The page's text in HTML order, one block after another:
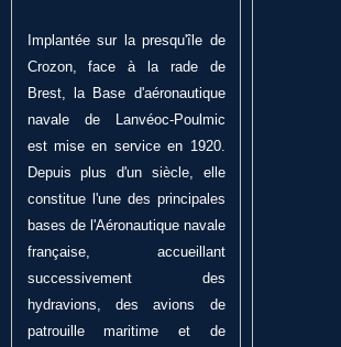
Implantée sur la presqu'île de
Crozon, face à la rade de
Brest, la Base d'aéronautique
navale de Lanvéoc-Poulmic
est mise en service en 1920.
Depuis plus d'un siècle, elle
constitue l'une des principales
bases de l'Aéronautique navale
française, accueillant
successivement des
hydravions, des avions de
patrouille maritime et de